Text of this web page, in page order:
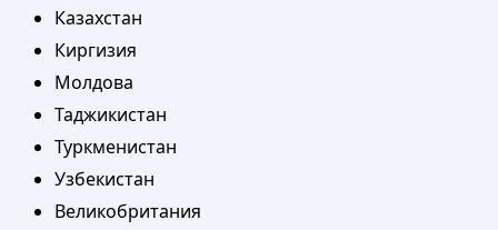
Казахстан
Киргизия
Молдова
Таджикистан
Туркменистан
Узбекистан
Великобритания